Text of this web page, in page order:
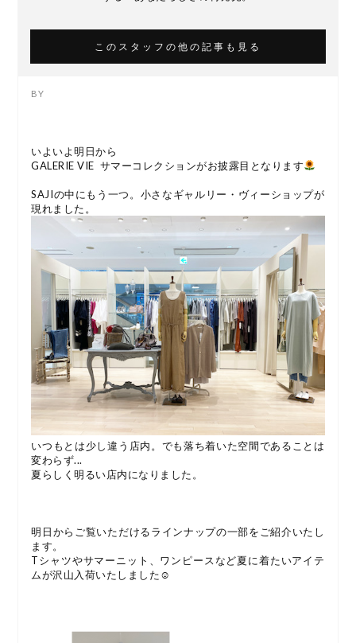
このスタッフの他の記事も見る
いよいよ明日から
GALERIE VIE サマーコレクションがお披露目となります
SAJIの中にもう一つ。小さなギャルリー・ヴィーショップが
現れました。
いつもとは少し違う店内。でも落ち着いた空間であることは
変わらず...
夏らしく明るい店内になりました。
明日からご覧いただけるラインナップの一部をご紹介いたし
ます。
Tシャツやサマーニット、ワンピースなど夏に着たいアイテ
ムが沢山入荷いたしました☺︎